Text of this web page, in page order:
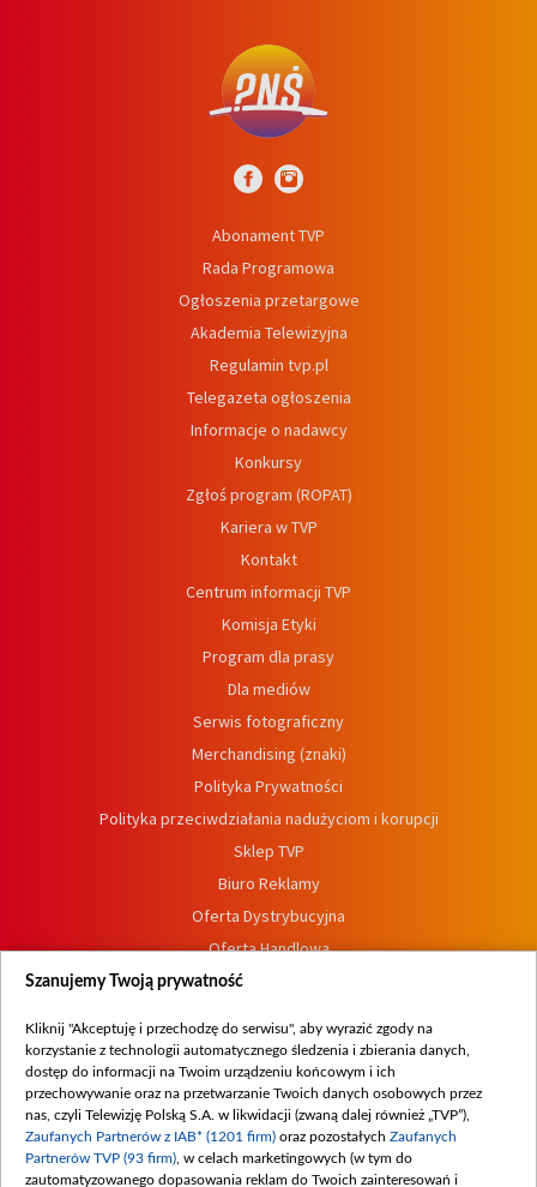
Abonament TVP
Rada Programowa
Ogłoszenia przetargowe
Akademia Telewizyjna
Regulamin tvp.pl
Telegazeta ogłoszenia
Informacje o nadawcy
Konkursy
Zgłoś program (ROPAT)
Kariera w TVP
Kontakt
Centrum informacji TVP
Komisja Etyki
Program dla prasy
Dla mediów
Serwis fotograficzny
Merchandising (znaki)
Polityka Prywatności
Polityka przeciwdziałania nadużyciom i korupcji
Sklep TVP
Biuro Reklamy
Oferta Dystrybucyjna
Oferta Handlowa
Dostępność
Procedura zgłoszeń wewnętrznych
Szanujemy Twoją prywatność
Kliknij "Akceptuję i przechodzę do serwisu", aby wyrazić zgody na
korzystanie z technologii automatycznego śledzenia i zbierania danych,
dostęp do informacji na Twoim urządzeniu końcowym i ich
przechowywanie oraz na przetwarzanie Twoich danych osobowych przez
nas, czyli Telewizję Polską S.A. w likwidacji (zwaną dalej również „TVP”),
Zaufanych Partnerów z IAB* (1201 firm) oraz pozostałych Zaufanych
Partnerów TVP (93 firm) , w celach marketingowych (w tym do
zautomatyzowanego dopasowania reklam do Twoich zainteresowań i